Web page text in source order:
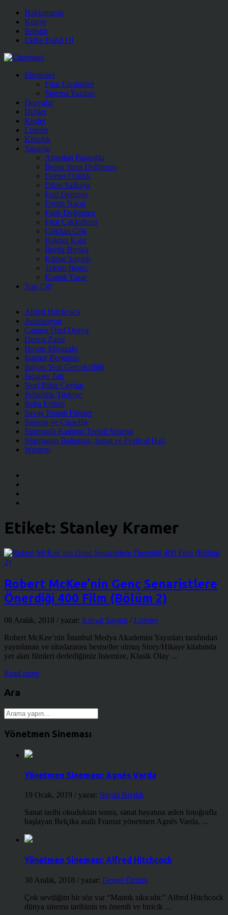
Hakkımızda
Künye
İletişim
Ekibe Dahil Ol
Eleştiriler
Film Eleştirileri
Sinema Yazıları
Dosyalar
Diziler
Keşfet
Listeler
Kitaplık
Yazarlar
Alpaslan Paşaoğlu
Berna Stera Değirmen
Demet Öztürk
Dilan Salkaya
Erol Demiray
Evrim Nacar
Fatih Değirmen
Fırat Çakkalkurt
Gökhan Gök
Haktan Kalır
İlayda Bıyıklı
Kürşat Saygılı
Teksin Begeç
Konuk Yazar
Top 150
Alfred Hitchcock
Animasyon
Cannes Özel Dosya
Derviş Zaim
Hayao Miyazaki
Ingmar Bergman
İtalyan Yeni Gerçekçiliği
Jacques Tati
Nuri Bilge Ceylan
Pelikülde Türkiye
Reha Erdem
Savaş Temalı Filmler
Sinema ve Cinsellik
Sinemada Kadının Temsil Sistemi
Sinemanın Bağımsız, Sanat ve Festival Hali
Western
Etiket: Stanley Kramer
Robert McKee’nin Genç Senaristlere
Önerdiği 400 Film (Bölüm 2)
08 Aralık, 2018 / yazar: Kürşat Saygılı / Listeler
Robert McKee’nin İstanbul Medya Akademisi Yayınları tarafından
yayınlanan ve uluslararası bestseller olmuş Story/Hikaye kitabında
yer alan filmleri derlediğimiz listemize, Klasik Olay ...
Read more
Ara
Yönetmen Sineması
Yönetmen Sineması: Agnès Varda
19 Ocak, 2019 / yazar: İlayda Bıyıklı
Sanat tarihi okuduktan sonra, sanat hayatına aslen fotoğrafla
başlayan Belçika asıllı Fransız yönetmen Agnès Varda, ...
Yönetmen Sineması: Alfred Hitchcock
30 Aralık, 2018 / yazar: Demet Öztürk
Çok sevdiğim bir söz var “Mantık sıkıcıdır.” Alfred Hitchcock
dünya sinema tarihinin en önemli ve biricik ...